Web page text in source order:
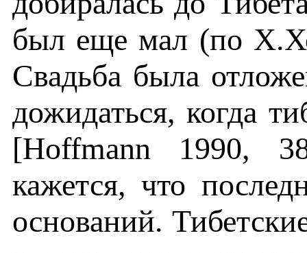
был еще мал (по
Свадьба была
дожидаться, когда
[Hoffmann 1990,
кажется, что
оснований.